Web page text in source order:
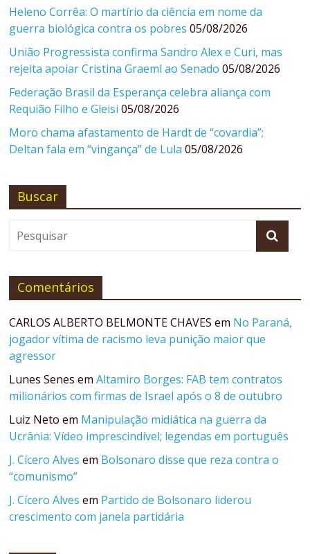
Heleno Corrêa: O martírio da ciência em nome da
guerra biológica contra os pobres 05/08/2026
União Progressista confirma Sandro Alex e Curi, mas
rejeita apoiar Cristina Graeml ao Senado 05/08/2026
Federação Brasil da Esperança celebra aliança com
Requião Filho e Gleisi 05/08/2026
Moro chama afastamento de Hardt de “covardia”;
Deltan fala em “vingança” de Lula 05/08/2026
Buscar
Comentários
CARLOS ALBERTO BELMONTE CHAVES em No Paraná,
jogador vítima de racismo leva punição maior que
agressor
Lunes Senes emAltamiro Borges: FAB tem contratos
milionários com firmas de Israel após o 8 de outubro
Luiz Neto em Manipulação midiática na guerra da
Ucrânia: Vídeo imprescindível; legendas em português
J. Cícero Alves em Bolsonaro disse que reza contra o
“comunismo”
J. Cícero Alves em Partido de Bolsonaro liderou
crescimento com janela partidária